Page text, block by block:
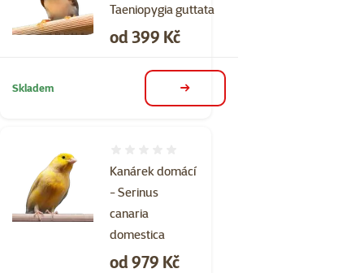
Taeniopygia guttata
Cena
od 399 Kč
Skladem detail
Kanárek domácí
- Serinus
canaria
domestica
Cena
od 979 Kč